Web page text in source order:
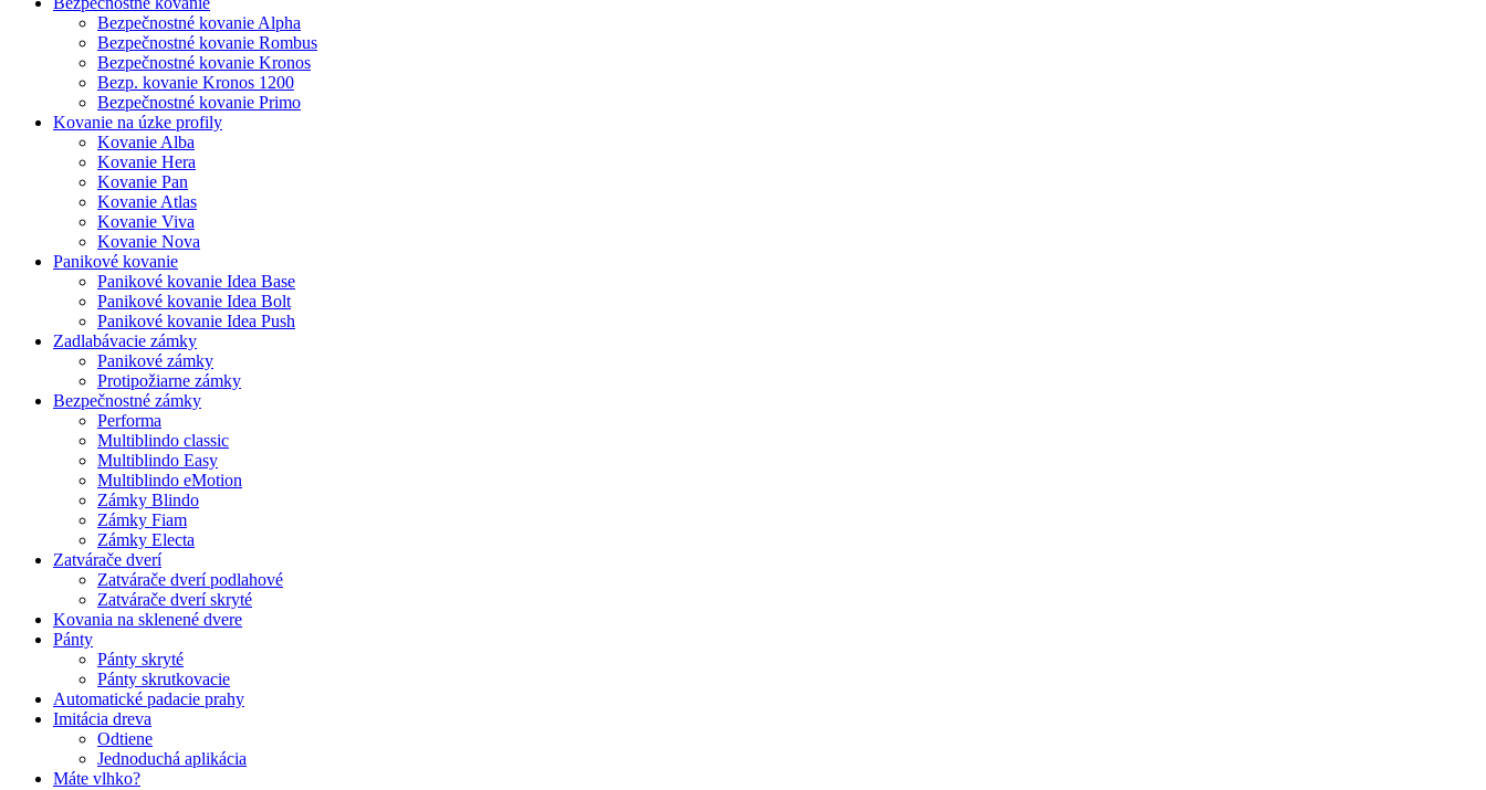
Bezpečnostné kovanie Alpha
Bezpečnostné kovanie Rombus
Bezpečnostné kovanie Kronos
Bezp. kovanie Kronos 1200
Bezpečnostné kovanie Primo
Kovanie na úzke profily
Kovanie Alba
Kovanie Hera
Kovanie Pan
Kovanie Atlas
Kovanie Viva
Kovanie Nova
Panikové kovanie
Panikové kovanie Idea Base
Panikové kovanie Idea Bolt
Panikové kovanie Idea Push
Zadlabávacie zámky
Panikové zámky
Protipožiarne zámky
Bezpečnostné zámky
Performa
Multiblindo classic
Multiblindo Easy
Multiblindo eMotion
Zámky Blindo
Zámky Fiam
Zámky Electa
Zatvárače dverí
Zatvárače dverí podlahové
Zatvárače dverí skryté
Kovania na sklenené dvere
Pánty
Pánty skryté
Pánty skrutkovacie
Automatické padacie prahy
Imitácia dreva
Odtiene
Jednoduchá aplikácia
Máte vlhko?